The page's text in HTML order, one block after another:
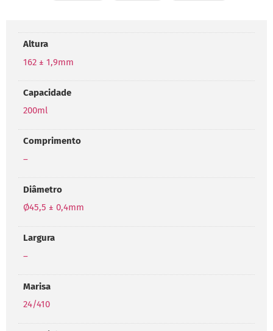
Altura
162 ± 1,9mm
Capacidade
200ml
Comprimento
–
Diâmetro
Ø45,5 ± 0,4mm
Largura
–
Marisa
24/410